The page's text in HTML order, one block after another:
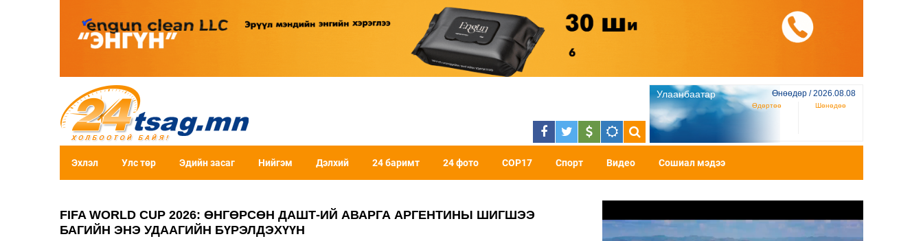
Улаанбаатар Өнөөдөр / 2026.08.08
Өдөртөө Шөнөдөө
Эхлэл Улс төр Эдийн засаг Нийгэм Дэлхий 24 баримт 24 фото COP17 Спорт Видео Сошиал мэдээ
FIFA WORLD CUP 2026: ӨНГӨРСӨН ДАШТ-ИЙ АВАРГА АРГЕНТИНЫ ШИГШЭЭ
БАГИЙН ЭНЭ УДААГИЙН БҮРЭЛДЭХҮҮН